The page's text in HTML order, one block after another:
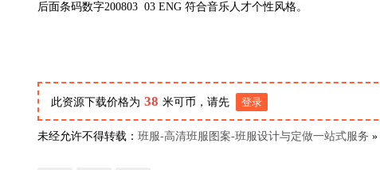
后面条码数字200803 03 ENG 符合音乐人才个性风格。
此资源下载价格为 38 米可币，请先 登录
未经允许不得转载： 班服-高清班服图案-班服设计与定做一站式服务 »